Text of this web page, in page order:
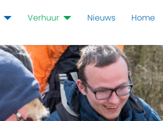
Verhuur Nieuws Home